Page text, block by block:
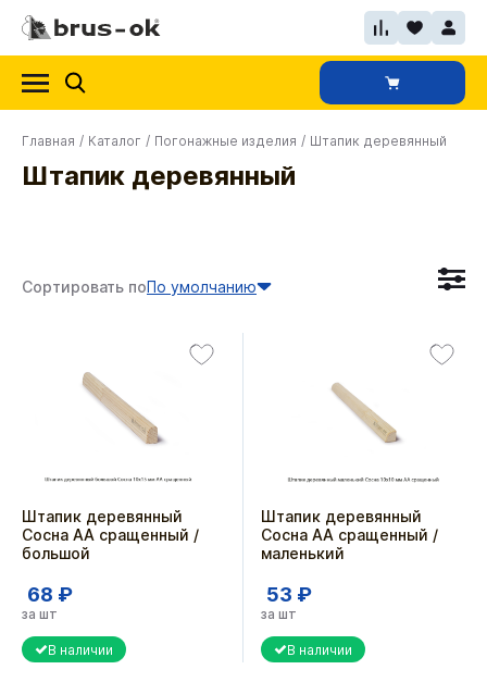
Главная / Каталог / Погонажные изделия / Штапик деревянный
Штапик деревянный
Сортировать поПо умолчанию
Штапик деревянный
Сосна АА сращенный /
большой
68 ₽
за шт
В наличии
Штапик деревянный
Сосна АА сращенный /
маленький
53 ₽
за шт
В наличии